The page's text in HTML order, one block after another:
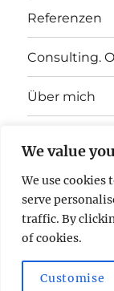
We value
We use cookies
serve
traffic. By
of cookies.
Customise
Referenzen
Consulting.
Über mich
Downloads
Website
Business
Carve-out